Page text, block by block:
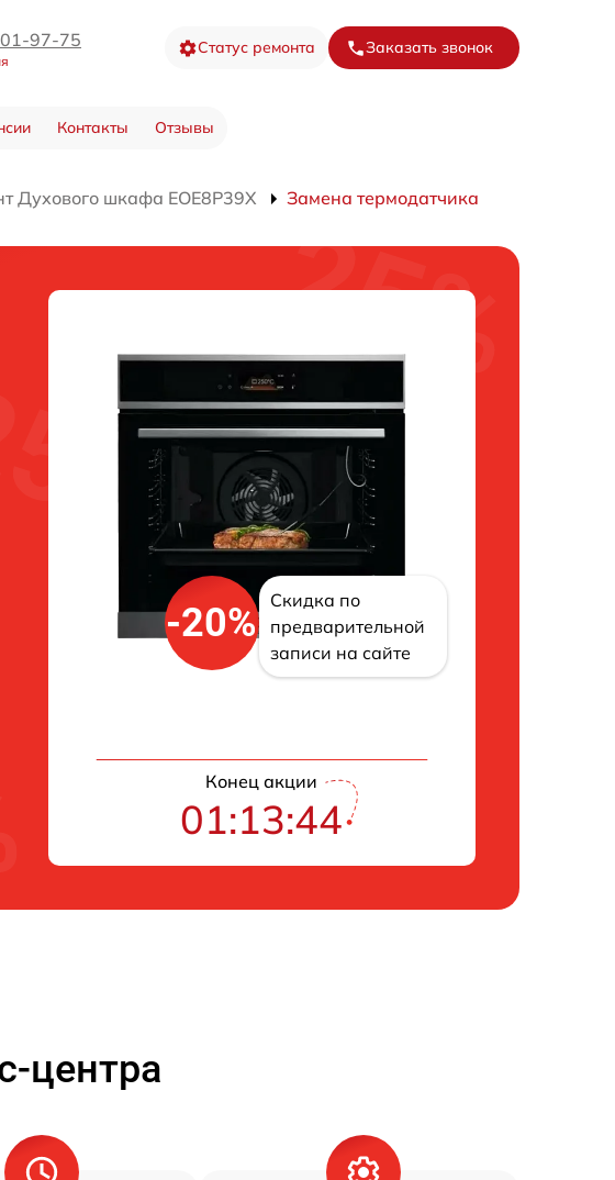
97-75 Статус ремонта Заказать звонок
Контакты Отзывы
Духового шкафа EOE8P39X Замена термодатчика
-20%
Скидка по
предварительной
записи на сайте
Конец акции
01:13:43
центра